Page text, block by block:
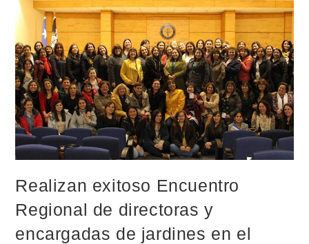
Realizan exitoso Encuentro
Regional de directoras y
encargadas de jardines en el